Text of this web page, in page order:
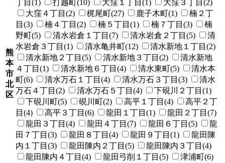
熊
本
市
北
区
丁目(1)
打越町(10) 大窪１丁目(1)
大窪３丁目(2)
大窪４丁目(2)
梶尾町(27) 鹿子木町(1)
楠２丁
目(3)
楠４丁目(2) 楠５丁目(1) 楠７丁目(3)
楠
野町(5)
清水岩倉１丁目(7) 清水岩倉２丁目(5)
清
水岩倉３丁目(1)
清水亀井町(12)
清水新地１丁目(2)
清水新地２丁目(5)
清水新地３丁目(2)
清水新地
４丁目(1)
清水新地６丁目(4) 清水東町(5)
清水本
町(6)
清水万石１丁目(4) 清水万石３丁目(3)
清水
万石４丁目(2)
清水万石５丁目(4)
下硯川２丁目(1)
下硯川町(5)
硯川町(2) 高平１丁目(4)
高平２丁
目(4)
高平３丁目(6) 龍田１丁目(1)
龍田２丁目(7)
龍田３丁目(4)
龍田４丁目(7) 龍田６丁目(5)
龍
田７丁目(3)
龍田８丁目(4) 龍田９丁目(1)
龍田陳
内１丁目(3)
龍田陳内２丁目(5)
龍田陳内３丁目(4)
龍田陳内４丁目(4)
龍田弓削１丁目(5)
津浦町(6)